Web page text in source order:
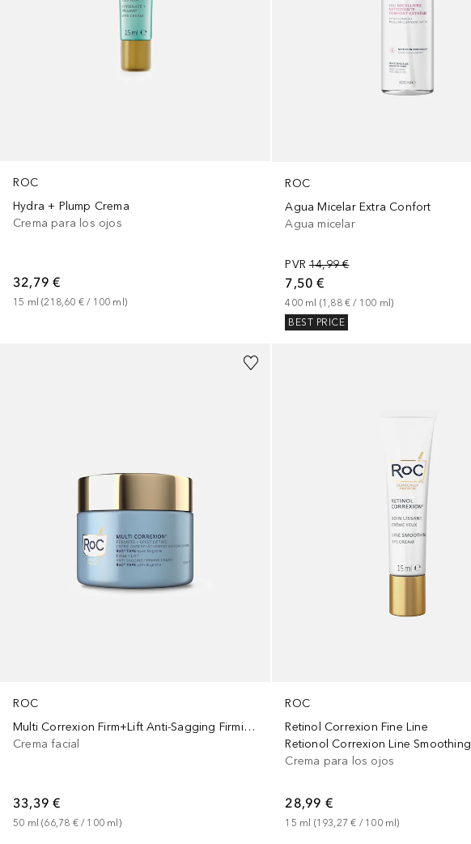
ROC
Hydra + Plump Crema
Crema para los ojos
32,79 €
15 ml (218,60 € / 100 ml )
ROC
Agua Micelar Extra Confort
Agua micelar
PVR 14,99 €
7,50 €
400 ml (1,88 € / 100 ml)
BEST PRICE
ROC
Multi Correxion Firm+Lift Anti-Sagging Firming Rich
Crema facial
33,39 €
50 ml (66,78 € / 100 ml)
ROC
Retinol Correxion Fine Line
Retionol Correxion Line Smoothing
Crema para los ojos
28,99 €
15 ml (193,27 € / 100 ml)